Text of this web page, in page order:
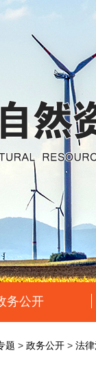
务公开
题 > 政务公开 > 法